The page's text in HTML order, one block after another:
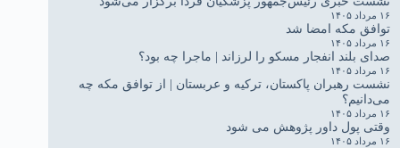
۱۶ مرداد ۱۴۰۵
توافق مکه امضا شد
۱۶ مرداد ۱۴۰۵
صدای بلند انفجار مسکو را لرزاند | ماجرا چه بود؟
۱۶ مرداد ۱۴۰۵
نشست رهبران پاکستان، ترکیه و عربستان | از توافق مکه چه
می‌دانیم؟
۱۶ مرداد ۱۴۰۵
وقتی پول داور پژوهش می شود
۱۶ مرداد ۱۴۰۵